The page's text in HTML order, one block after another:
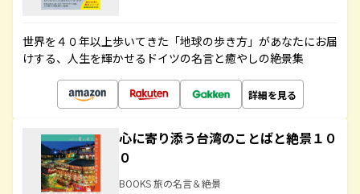
世界を４０年以上歩いてきた「地球の歩き方」があなたにお届
けする、人生を輝かせるドイツの名言と癒やしの絶景集
詳細を見る
心に寄り添う台湾のことばと絶景１０
０
BOOKS 旅の名言＆絶景